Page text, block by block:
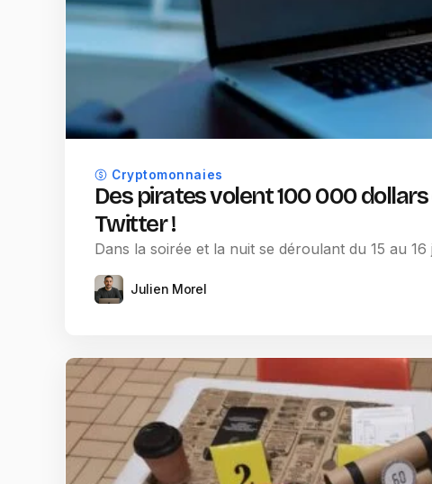
Cryptomonnaies
Des pirates volent 100 000
Twitter !
Dans la soirée et la nuit se déroulant du 15 au
Julien Morel